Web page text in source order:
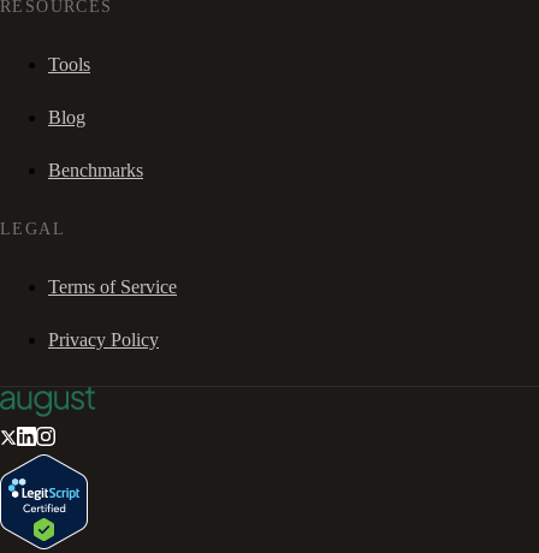
RESOURCES
Tools
Blog
Benchmarks
LEGAL
Terms of Service
Privacy Policy